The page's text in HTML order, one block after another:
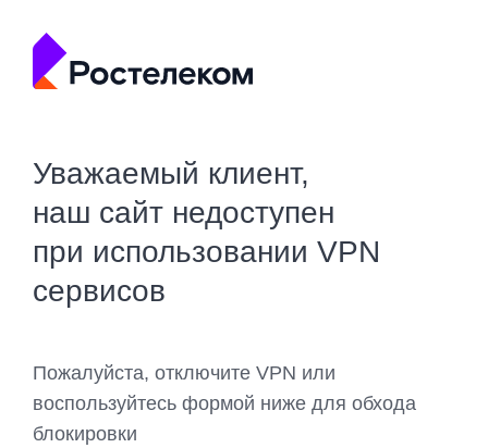
Уважаемый клиент,
наш сайт недоступен
при использовании VPN
сервисов
Пожалуйста, отключите VPN или
воспользуйтесь формой ниже для обхода
блокировки